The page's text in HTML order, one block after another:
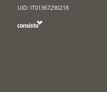
UID: IT01367290218